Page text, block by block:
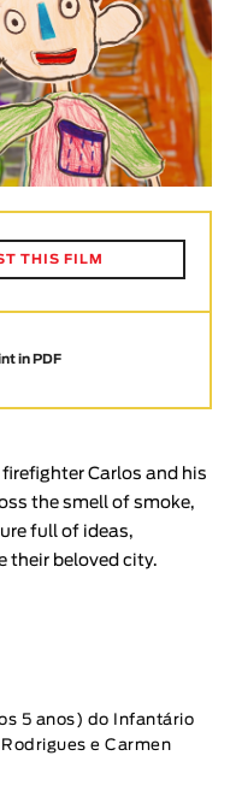
Mais Curto
Store
THIS FILM
in PDF
Carlos and his
the smell of smoke,
full of ideas,
their beloved city.
5 anos) do Infantário
e Carmen